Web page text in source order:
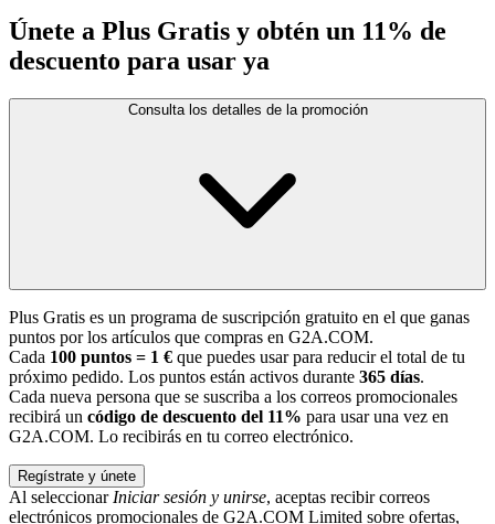
Únete a Plus Gratis y obtén un 11% de
descuento para usar ya
Consulta los detalles de la promoción
Plus Gratis es un programa de suscripción gratuito en el que ganas
puntos por los artículos que compras en G2A.COM.
Cada 100 puntos = 1 € que puedes usar para reducir el total de tu
próximo pedido. Los puntos están activos durante 365 días.
Cada nueva persona que se suscriba a los correos promocionales
recibirá un código de descuento del 11% para usar una vez en
G2A.COM. Lo recibirás en tu correo electrónico.
Regístrate y únete
Al seleccionar Iniciar sesión y unirse, aceptas recibir correos
electrónicos promocionales de G2A.COM Limited sobre ofertas,